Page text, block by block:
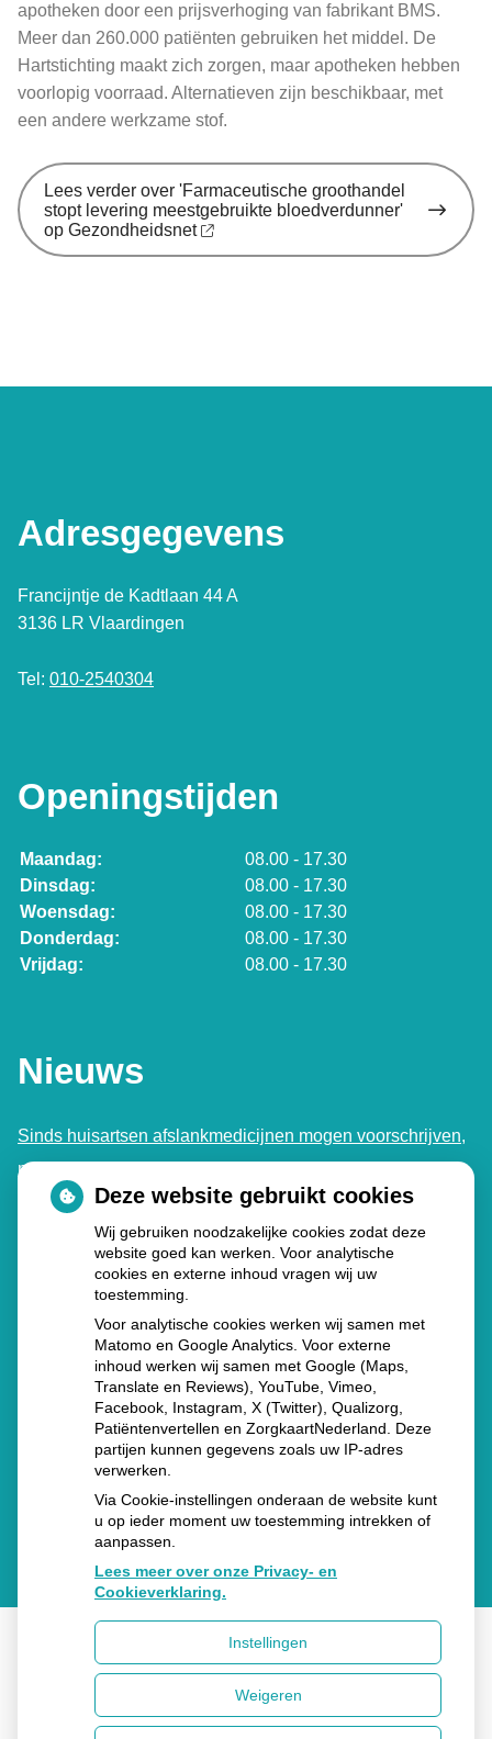
apotheken door een prijsverhoging van fabrikant BMS.
Meer dan 260.000 patiënten gebruiken het middel. De
Hartstichting maakt zich zorgen, maar apotheken hebben
voorlopig voorraad. Alternatieven zijn beschikbaar, met
een andere werkzame stof.
Lees verderover 'Farmaceutische groothandel
stopt levering meestgebruikte bloedverdunner'
op Gezondheidsnet
Adresgegevens
Francijntje de Kadtlaan 44 A
3136 LR Vlaardingen
Tel: 010-2540304
Openingstijden
Maandag:
08.00 - 17.30
Dinsdag:
08.00 - 17.30
Woensdag:
08.00 - 17.30
Donderdag:
08.00 - 17.30
Vrijdag:
08.00 - 17.30
Nieuws
Sinds huisartsen afslankmedicijnen mogen voorschrijven,
neemt gebruik toe
Schurft sinds corona geen vergeten ziekte meer: aantal
uitbraken fors gestegen
Stoppen met afslankmedicijnen betekent zonder
leefstijlaanpassingen weer gewichtstoename
Kookadvies drinkwater in provincie Utrecht vanwege
besmetting
Terugroepactie babyvoeding Nestlé: bacterie kan baby’s
ziek maken
Deze website gebruikt cookies
Wij gebruiken noodzakelijke cookies zodat deze
website goed kan werken. Voor analytische
cookies en externe inhoud vragen wij uw
toestemming.
Voor analytische cookies werken wij samen met
Matomo en Google Analytics. Voor externe
inhoud werken wij samen met Google (Maps,
Translate en Reviews), YouTube, Vimeo,
Facebook, Instagram, X (Twitter), Qualizorg,
Patiëntenvertellen en ZorgkaartNederland. Deze
partijen kunnen gegevens zoals uw IP-adres
verwerken.
Via Cookie-instellingen onderaan de website kunt
u op ieder moment uw toestemming intrekken of
aanpassen.
Lees meer over onze Privacy- en
Cookieverklaring.
Instellingen
Weigeren